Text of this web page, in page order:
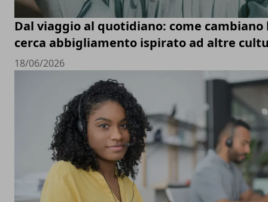
Dal viaggio al quotidiano: come cambiano
cerca abbigliamento ispirato ad altre
18/06/2026